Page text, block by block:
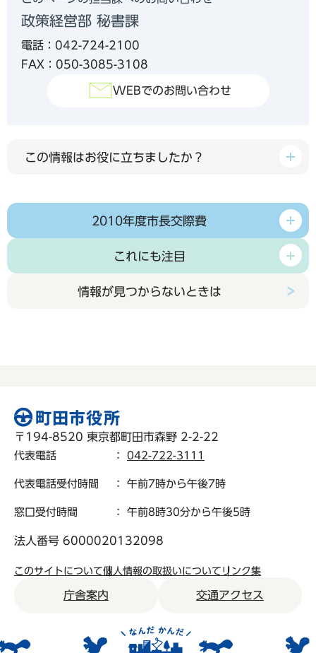
政策経営部 秘書課
電話：042-724-2100
FAX：050-3085-3108
WEBでのお問い合わせ
この情報はお役に立ちましたか？
2010年度市長交際費
これにも注目
情報が見つからないときは
〒194-8520 東京都町田市森野 2-2-22
代表電話 ： 042-722-3111
代表電話受付時間 ： 午前7時から午後7時
窓口受付時間 ： 午前8時30分から午後5時
法人番号 6000020132098
このサイトについて個人情報の取扱いについて リンク集
庁舎案内 交通アクセス